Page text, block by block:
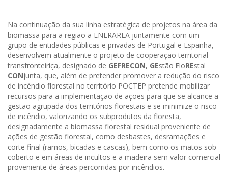
Na continuação da sua linha estratégica de projetos na área da
biomassa para a região a ENERAREA juntamente com um
grupo de entidades públicas e privadas de Portugal e Espanha,
desenvolvem atualmente o projeto de cooperação territorial
transfronteiriça, designado de GEFRECON, GEstão FloREstal
CONjunta, que, além de pretender promover a redução do risco
de incêndio florestal no território POCTEP pretende mobilizar
recursos para a implementação de ações para que se alcance a
gestão agrupada dos territórios florestais e se minimize o risco
de incêndio, valorizando os subprodutos da floresta,
designadamente a biomassa florestal residual proveniente de
ações de gestão florestal, como desbastes, desramações e
corte final (ramos, bicadas e cascas), bem como os matos sob
coberto e em áreas de incultos e a madeira sem valor comercial
proveniente de áreas percorridas por incêndios.